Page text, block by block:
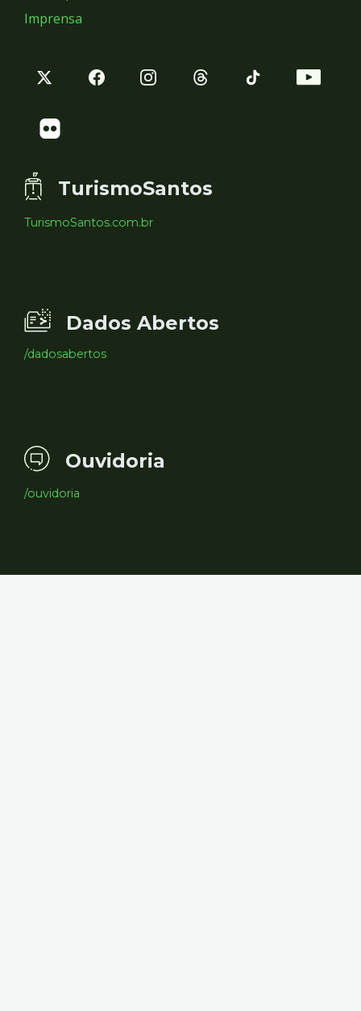
Imprensa
TurismoSantos
TurismoSantos.com.br
Dados Abertos
/dadosabertos
Ouvidoria
/ouvidoria